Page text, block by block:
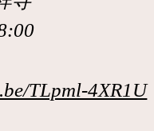
TLpml-4XR1U